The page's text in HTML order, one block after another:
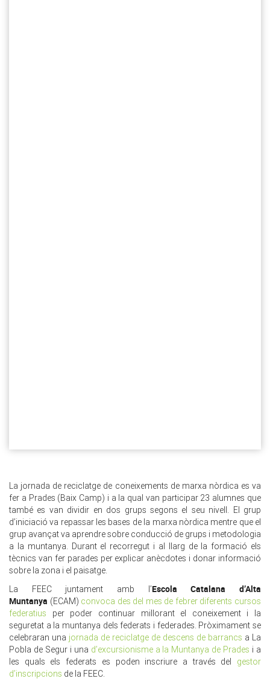
La jornada de reciclatge de coneixements de marxa nòrdica es va
fer a Prades (Baix Camp) i a la qual van participar 23 alumnes que
també es van dividir en dos grups segons el seu nivell. El grup
d’iniciació va repassar les bases de la marxa nòrdica mentre que el
grup avançat va aprendre sobre conducció de grups i metodologia
a la muntanya. Durant el recorregut i al llarg de la formació els
tècnics van fer parades per explicar anècdotes i donar informació
sobre la zona i el paisatge.
La FEEC juntament amb l’Escola Catalana d’Alta
Muntanya (ECAM) convoca des del mes de febrer diferents cursos
federatius per poder continuar millorant el coneixement i la
seguretat a la muntanya dels federats i federades. Pròximament se
celebraran una jornada de reciclatge de descens de barrancs a La
Pobla de Segur i una d’excursionisme a la Muntanya de Prades i a
les quals els federats es poden inscriure a través del gestor
d’inscripcions de la FEEC.